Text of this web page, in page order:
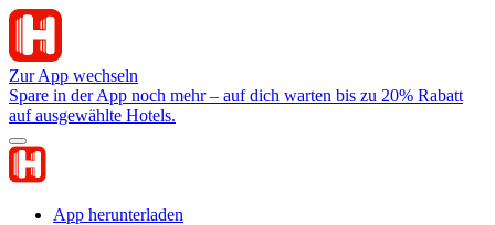
Zur App wechseln
Spare in der App noch mehr – auf dich warten bis zu 20% Rabatt
auf ausgewählte Hotels.
App herunterladen